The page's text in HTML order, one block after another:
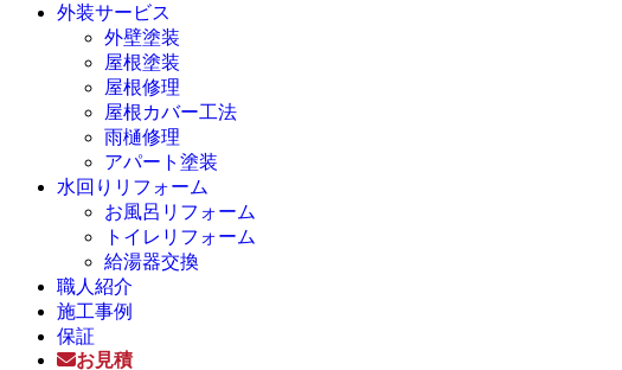
外装サービス
外壁塗装
屋根塗装
屋根修理
屋根カバー工法
雨樋修理
アパート塗装
水回りリフォーム
お風呂リフォーム
トイレリフォーム
給湯器交換
職人紹介
施工事例
保証
お見積